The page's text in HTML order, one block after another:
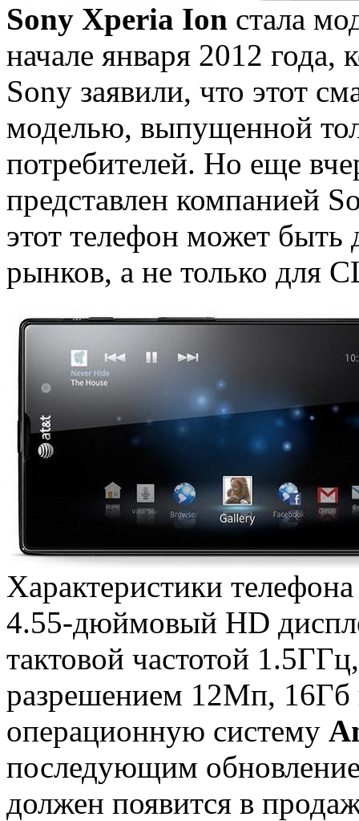
Sony Xperia Ion стала
начале января 2012 года,
Sony заявили, что этот
моделью, выпущенной
потребителей. Но еще
представлен компанией
этот телефон может
рынков, а не только для
Характеристики
4.55-дюймовый HD
тактовой частотой
разрешением 12Мп, 16Гб
операционную систему
последующим
должен появится в